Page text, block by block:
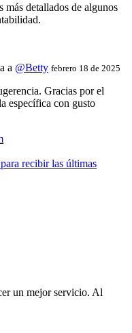
más detallados de algunos
a @Betty febrero 18 de 2025
Gracias por el
específica con gusto
recibir las últimas
un mejor servicio. Al